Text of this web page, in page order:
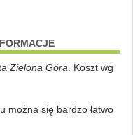
Zielona Góra . Koszt wg
można się bardzo łatwo